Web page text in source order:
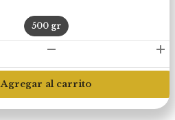
500 gr
Agregar al carrito